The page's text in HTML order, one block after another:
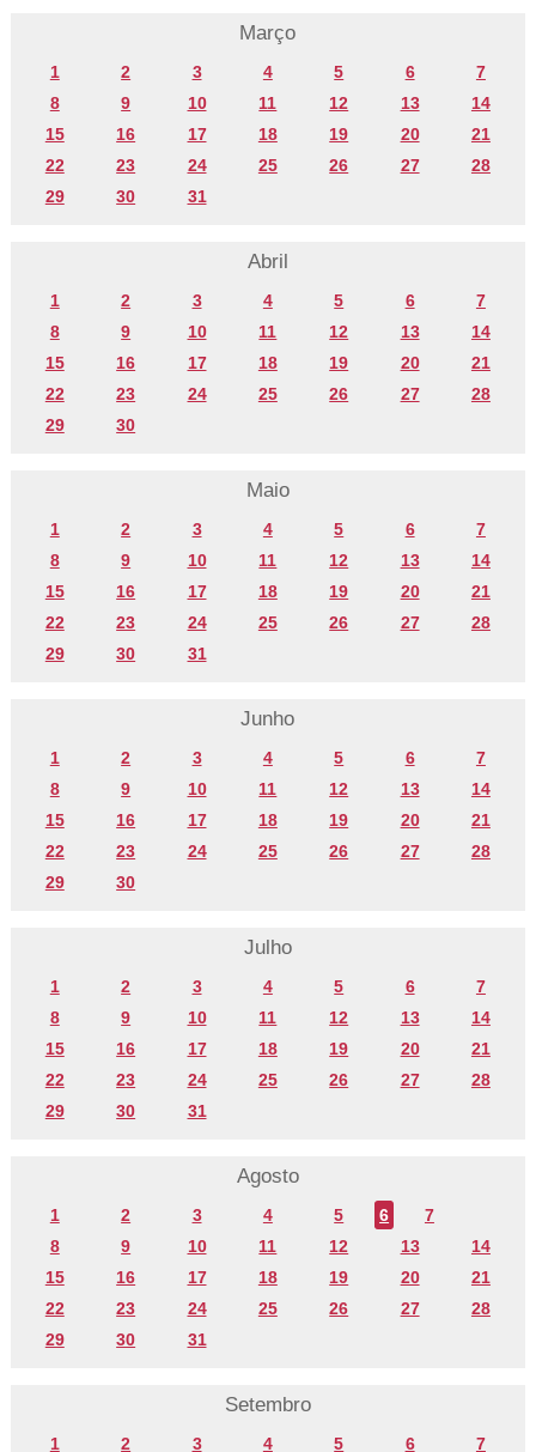
Março
1 2 3 4 5 6
7
8
9 10 11 12 13
14
15
16 17 18 19 20
21
22
23 24 25 26 27
28
29
30 31
Abril
1 2 3 4 5 6
7
8
9 10 11 12 13
14
15
16 17 18 19 20
21
22
23 24 25 26 27
28
29
30
Maio
1 2 3 4 5 6
7
8
9 10 11 12 13
14
15
16 17 18 19 20
21
22
23 24 25 26 27
28
29
30 31
Junho
1 2 3 4 5 6
7
8
9 10 11 12 13
14
15
16 17 18 19 20
21
22
23 24 25 26 27
28
29
30
Julho
1 2 3 4 5 6
7
8
9 10 11 12 13
14
15
16 17 18 19 20
21
22
23 24 25 26 27
28
29
30 31
Agosto
1 2 3 4 5 6
7
8
9 10 11 12 13
14
15
16 17 18 19 20
21
22
23 24 25 26 27
28
29
30 31
Setembro
1 2 3 4 5 6 7